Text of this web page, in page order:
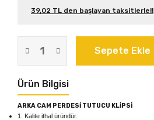
39,02 TL den başlayan taksitlerle!!
Sepete Ekle
Ürün Bilgisi
ARKA CAM PERDESİ TUTUCU KLİPSİ
1. Kalite ithal üründür.